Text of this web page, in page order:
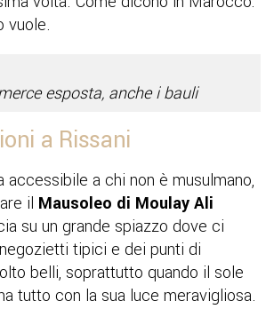
vuole.
esposta, anche i bauli
a Rissani
accessibile a chi non è musulmano,
il Mausoleo di Moulay Ali
su un grande spiazzo dove ci
tipici e dei punti di
belli, soprattutto quando il sole
tutto con la sua luce meravigliosa.